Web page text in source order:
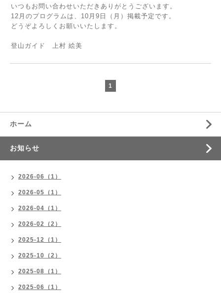
いつもお問い合わせいただきありがとうございます。
12月のプログラムは、10月9日（月）掲載予定です。
どうぞよろしくお願いいたします。
登山ガイド 上村 絵美
1
ホーム
お知らせ
2026-06（1）
2026-05（1）
2026-04（1）
2026-02（2）
2025-12（1）
2025-10（2）
2025-08（1）
2025-06（1）